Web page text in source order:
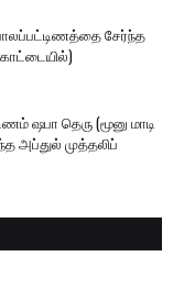
சேர்ந்த
ஷபா தெரு (மூனு மாடி
அப்துல் முத்தலிப்